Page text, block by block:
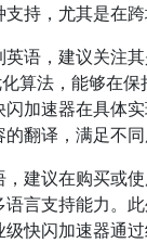
持，尤其是在
语，建议关注
算法，能够在
加速器在具体
翻译，满足不同
建议在购买或
言支持能力。
快闪加速器通